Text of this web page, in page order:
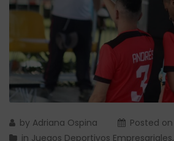
by Adriana Ospina Posted on
in Juegos Deportivos Empresariales,